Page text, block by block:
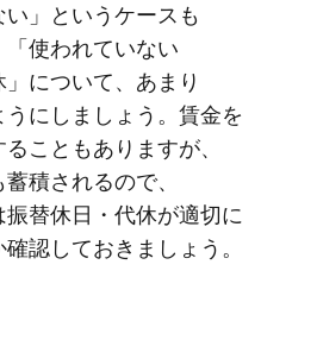
」と​いう​ケースも​
使われていない​
に​ついて、​あまり​
うにしましょう。​賃金を​
こともありますが、​
積されるので、​
替休日・代休が​適切に​
認して​おきましょう。